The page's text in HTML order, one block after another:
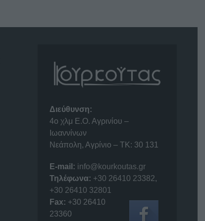
Διεύθυνση:
4o χλμ Ε.Ο. Αγρινίου –
Ιωαννίνων
Νεάπολη, Αγρίνιο – ΤΚ: 30 131
E-mail: info@kourkoutas.gr
Τηλέφωνα: +30 26410 23382,
+30 26410 32801
Fax: +30 26410
23360